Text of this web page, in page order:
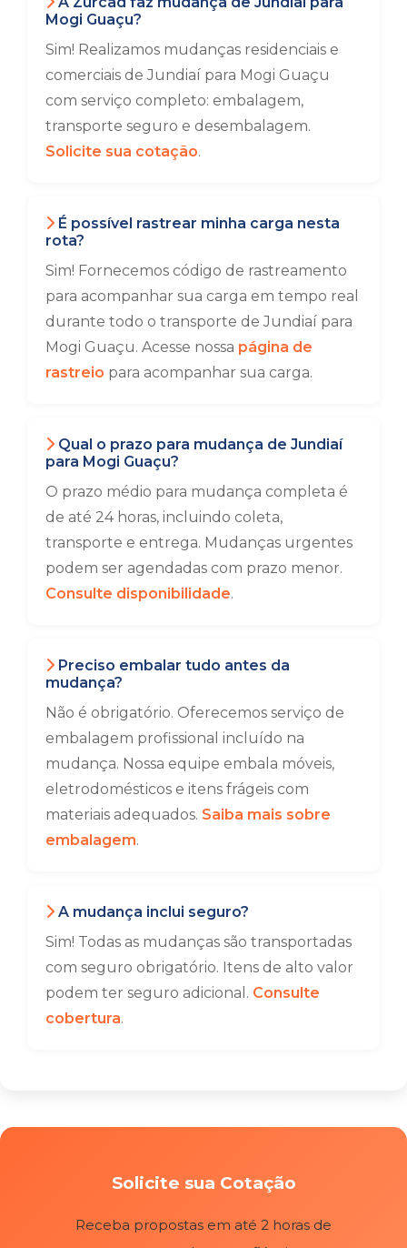
Mogi Guaçu?
Sim! Realizamos mudanças residenciais e
comerciais de Jundiaí para Mogi Guaçu
com serviço completo: embalagem,
transporte seguro e desembalagem.
Solicite sua cotação.
É possível rastrear minha carga nesta
rota?
Sim! Fornecemos código de rastreamento
para acompanhar sua carga em tempo real
durante todo o transporte de Jundiaí para
Mogi Guaçu. Acesse nossa página de
rastreio para acompanhar sua carga.
Qual o prazo para mudança de Jundiaí
para Mogi Guaçu?
O prazo médio para mudança completa é
de até 24 horas, incluindo coleta,
transporte e entrega. Mudanças urgentes
podem ser agendadas com prazo menor.
Consulte disponibilidade.
Preciso embalar tudo antes da
mudança?
Não é obrigatório. Oferecemos serviço de
embalagem profissional incluído na
mudança. Nossa equipe embala móveis,
eletrodomésticos e itens frágeis com
materiais adequados. Saiba mais sobre
embalagem.
A mudança inclui seguro?
Sim! Todas as mudanças são transportadas
com seguro obrigatório. Itens de alto valor
podem ter seguro adicional. Consulte
cobertura.
Solicite sua Cotação
Receba propostas em até 2 horas de